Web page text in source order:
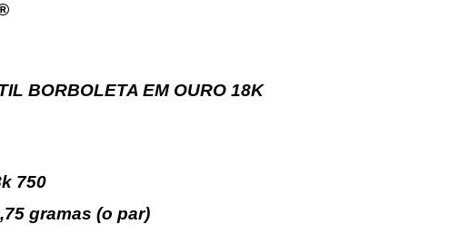
BORBOLETA EM OURO 18K
750
gramas (o par)